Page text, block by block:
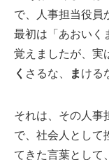
で、人事担当役員
最初は「あおいく
覚えましたが、実
く さるな、 ま ける
それは、その人事
で、社会人として
てきた言葉として